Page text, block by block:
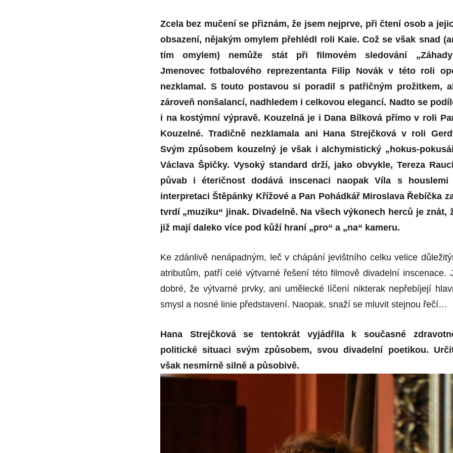
Zcela bez mučení se přiznám, že jsem nejprve, při čtení osob a
obsazení, nějakým omylem přehlédl roli Kaie. Což se však snad
tím omylem) nemůže stát při filmovém sledování
Jmenovec fotbalového reprezentanta Filip Novák v této roli
nezklamal. S touto postavou si poradil s patřičným prožitkem,
zároveň nonšalancí, nadhledem i celkovou elegancí. Nadto se
i na kostýmní výpravě. Kouzelná je i Dana Bílková přímo v roli
Kouzelné. Tradičně nezklamala ani Hana Strejčková v roli
Svým způsobem kouzelný je však i alchymistický „hokus-
Václava Špičky. Vysoký standard drží, jako obvykle, Tereza
půvab i éteričnost dodává inscenaci naopak Víla s houslemi
interpretaci Štěpánky Křížové a Pan Pohádkář Miroslava Řebíčka
tvrdí „muziku“ jinak. Divadelně. Na všech výkonech herců je znát,
již mají daleko více pod kůží hraní „pro“ a „na“ kameru.
Ke zdánlivě nenápadným, leč v chápání jevištního celku velice
atributům, patří celé výtvarné řešení této filmově divadelní inscenace.
dobré, že výtvarné prvky, ani umělecké líčení nikterak nepřebíjejí
smysl a nosné linie představení. Naopak, snaží se mluvit stejnou řečí…
Hana Strejčková se tentokrát vyjádřila k současné
politické situaci svým způsobem, svou divadelní poetikou.
však nesmírně silně a působivě.